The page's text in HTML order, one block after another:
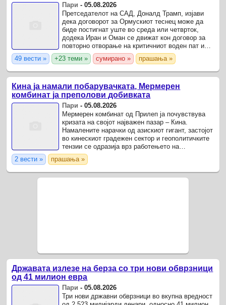
Пари -05.08.2026
Претседателот на САД, Доналд Трамп, изјави
дека договорот за Ормускиот теснец може да
биде постигнат уште во среда или четврток,
додека Иран и Оман се движат кон договор за
повторно отворање на критичниот воден пат и
потенцијално да помогнат во ставањето крај на
војната.
49 вести » +23 теми » сумирано » прашања »
Кина ја намали побарувачката, Мермерен
комбинат ја преполови добивката
Пари -05.08.2026
Мермерен комбинат од Прилеп ја почувствува
кризата на својот најважен пазар – Кина.
Намалените нарачки од азискиот гигант, застојот
во кинескиот градежен сектор и геополитичките
тензии се одразија врз работењето на
компанијата во првите шест месеци од годинава.
2 вести » прашања »
Државата излезе на берза со три нови обврзници
од 41 милион евра
Пари -05.08.2026
Три нови државни обврзници во вкупна вредност